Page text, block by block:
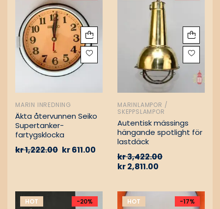
MARIN INREDNING
Äkta återvunnen Seiko
Supertanker-
fartygsklocka
kr1,222.00 kr611.00
MARINLAMPOR /
SKEPPSLAMPOR
Autentisk mässings
hängande spotlight för
lastdäck
kr3,422.00
kr2,811.00
HOT -20% HOT -17%